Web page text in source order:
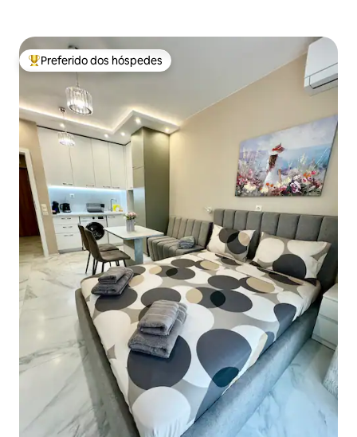
Entre os melhores preferidos dos hóspedes
Preferido dos hóspedes